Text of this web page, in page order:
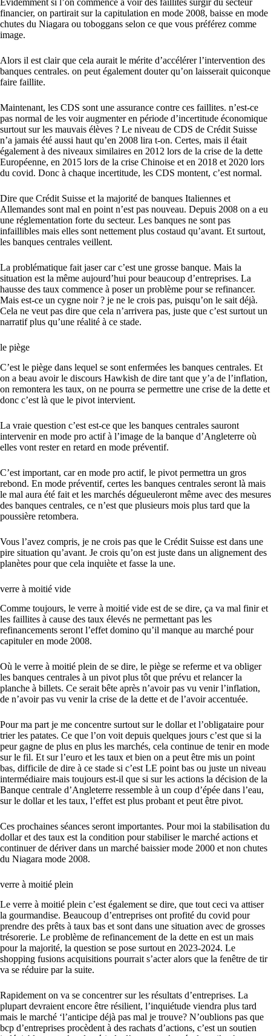
financier, on partirait sur la capitulation en mode 2008, baisse en mode
chutes du Niagara ou toboggans selon ce que vous préférez comme
image.
Alors il est clair que cela aurait le mérite d’accélérer l’intervention des
banques centrales. on peut également douter qu’on laisserait quiconque
faire faillite.
Maintenant, les CDS sont une assurance contre ces faillites. n’est-ce
pas normal de les voir augmenter en période d’incertitude économique
surtout sur les mauvais élèves ? Le niveau de CDS de Crédit Suisse
n’a jamais été aussi haut qu’en 2008 lira t-on. Certes, mais il était
également à des niveaux similaires en 2012 lors de la crise de la dette
Européenne, en 2015 lors de la crise Chinoise et en 2018 et 2020 lors
du covid. Donc à chaque incertitude, les CDS montent, c’est normal.
Dire que Crédit Suisse et la majorité de banques Italiennes et
Allemandes sont mal en point n’est pas nouveau. Depuis 2008 on a eu
une réglementation forte du secteur. Les banques ne sont pas
infaillibles mais elles sont nettement plus costaud qu’avant. Et surtout,
les banques centrales veillent.
La problématique fait jaser car c’est une grosse banque. Mais la
situation est la même aujourd’hui pour beaucoup d’entreprises. La
hausse des taux commence à poser un problème pour se refinancer.
Mais est-ce un cygne noir ? je ne le crois pas, puisqu’on le sait déjà.
Cela ne veut pas dire que cela n’arrivera pas, juste que c’est surtout un
narratif plus qu’une réalité à ce stade.
le piège
C’est le piège dans lequel se sont enfermées les banques centrales. Et
on a beau avoir le discours Hawkish de dire tant que y’a de l’inflation,
on remontera les taux, on ne pourra se permettre une crise de la dette et
donc c’est là que le pivot intervient.
La vraie question c’est est-ce que les banques centrales sauront
intervenir en mode pro actif à l’image de la banque d’Angleterre où
elles vont rester en retard en mode préventif.
C’est important, car en mode pro actif, le pivot permettra un gros
rebond. En mode préventif, certes les banques centrales seront là mais
le mal aura été fait et les marchés dégueuleront même avec des mesures
des banques centrales, ce n’est que plusieurs mois plus tard que la
poussière retombera.
Vous l’avez compris, je ne crois pas que le Crédit Suisse est dans une
pire situation qu’avant. Je crois qu’on est juste dans un alignement des
planètes pour que cela inquiète et fasse la une.
verre à moitié vide
Comme toujours, le verre à moitié vide est de se dire, ça va mal finir et
les faillites à cause des taux élevés ne permettant pas les
refinancements seront l’effet domino qu’il manque au marché pour
capituler en mode 2008.
Où le verre à moitié plein de se dire, le piège se referme et va obliger
les banques centrales à un pivot plus tôt que prévu et relancer la
planche à billets. Ce serait bête après n’avoir pas vu venir l’inflation,
de n’avoir pas vu venir la crise de la dette et de l’avoir accentuée.
Pour ma part je me concentre surtout sur le dollar et l’obligataire pour
trier les patates. Ce que l’on voit depuis quelques jours c’est que si la
peur gagne de plus en plus les marchés, cela continue de tenir en mode
sur le fil. Et sur l’euro et les taux et bien on a peut être mis un point
bas, difficile de dire à ce stade si c’est LE point bas ou juste un niveau
intermédiaire mais toujours est-il que si sur les actions la décision de la
Banque centrale d’Angleterre ressemble à un coup d’épée dans l’eau,
sur le dollar et les taux, l’effet est plus probant et peut être pivot.
Ces prochaines séances seront importantes. Pour moi la stabilisation du
dollar et des taux est la condition pour stabiliser le marché actions et
continuer de dériver dans un marché baissier mode 2000 et non chutes
du Niagara mode 2008.
verre à moitié plein
Le verre à moitié plein c’est également se dire, que tout ceci va attiser
la gourmandise. Beaucoup d’entreprises ont profité du covid pour
prendre des prêts à taux bas et sont dans une situation avec de grosses
trésorerie. Le problème de refinancement de la dette en est un mais
pour la majorité, la question se pose surtout en 2023-2024. Le
shopping fusions acquisitions pourrait s’acter alors que la fenêtre de tir
va se réduire par la suite.
Rapidement on va se concentrer sur les résultats d’entreprises. La
plupart devraient encore être résilient, l’inquiétude viendra plus tard
mais le marché ‘l’anticipe déjà pas mal je trouve? N’oublions pas que
bcp d’entreprises procèdent à des rachats d’actions, c’est un soutien